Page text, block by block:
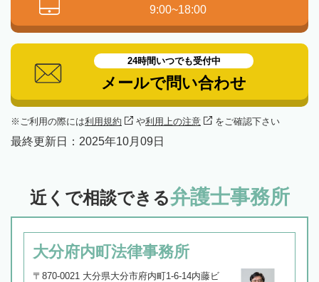
9:00~18:00
24時間いつでも受付中
メールで問い合わせ
ご利用の際には利用規約 や利用上の注意 をご確認下さい
最終更新日： 2025年10月09日
近くで相談できる弁護士事務所
大分府内町法律事務所
〒870-0021 大分県大分市府内町1-6-14内藤ビ